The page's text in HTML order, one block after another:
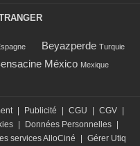
Beyazperde Turquie
México Mexique
Publicité CGU CGV
Données Personnelles
services AlloCiné Gérer Utiq